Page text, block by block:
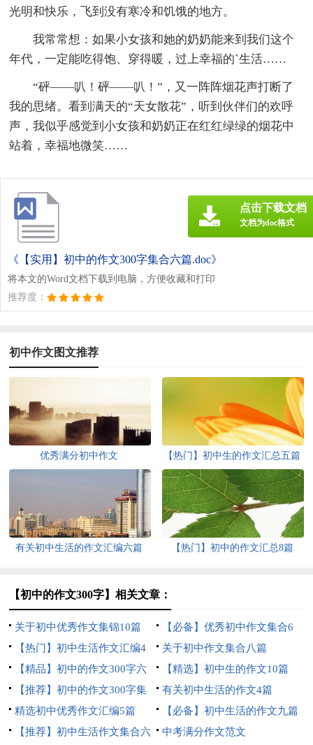
光明和快乐，飞到没有寒冷和饥饿的地方。
我常常想：如果小女孩和她的奶奶能来到我们这个
年代，一定能吃得饱、穿得暖，过上幸福的`生活……
“砰——叭！砰——叭！”，又一阵阵烟花声打断了
我的思绪。看到满天的“天女散花”，听到伙伴们的欢呼
声，我似乎感觉到小女孩和奶奶正在红红绿绿的烟花中
站着，幸福地微笑……
《【实用】初中的作文300字集合六篇.doc》
将本文的Word文档下载到电脑，方便收藏和打印
推荐度：
点击下载文档
文档为doc格式
初中作文图文推荐
优秀满分初中作文 【热门】初中生的作文汇总五篇
有关初中生活的作文汇编六篇 【热门】初中的作文汇总8篇
【初中的作文300字】相关文章：
关于初中优秀作文集锦10篇
【必备】优秀初中作文集合6
篇
【热门】初中生活作文汇编4
篇
关于初中作文集合八篇
【精品】初中的作文300字六
篇
【精选】初中生的作文10篇
【推荐】初中的作文300字集
合八篇
有关初中生活的作文4篇
精选初中优秀作文汇编5篇
【必备】初中生活的作文九篇
【推荐】初中生活作文集合六
中考满分作文范文